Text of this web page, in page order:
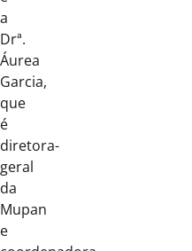
a
Drª.
Áurea
Garcia,
que
é
diretora-
geral
da
Mupan
e